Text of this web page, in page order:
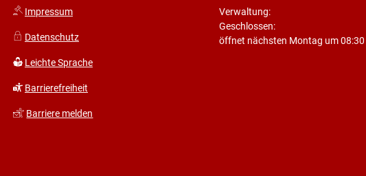
Impressum
Datenschutz
Leichte Sprache
Barrierefreiheit
Barriere melden
Verwaltung:
Klicken, um weitere Öffnungs-
Geschlossen:
öffnet nächsten Montag um 08:30